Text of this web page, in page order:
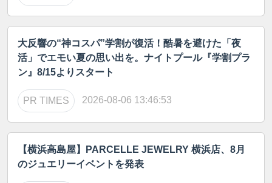
大反響の“神コスパ”学割が復活！酷暑を避けた「夜
活」でエモい夏の思い出を。ナイトプール『学割プラ
ン』8/15よりスタート
PR TIMES 2026-08-06 13:46:53
【横浜高島屋】PARCELLE JEWELRY 横浜店、8月
のジュエリーイベントを発表